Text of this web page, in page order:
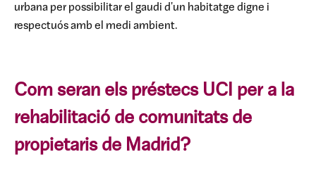
urbana per possibilitar el gaudi d'un habitatge digne i
respectuós amb el medi ambient.
Com seran els préstecs UCI per a la
rehabilitació de comunitats de
propietaris de Madrid?